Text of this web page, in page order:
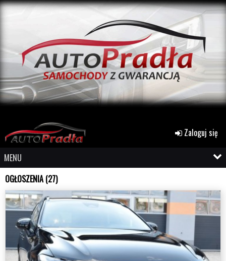
Zaloguj się
MENU
OGŁOSZENIA (27)